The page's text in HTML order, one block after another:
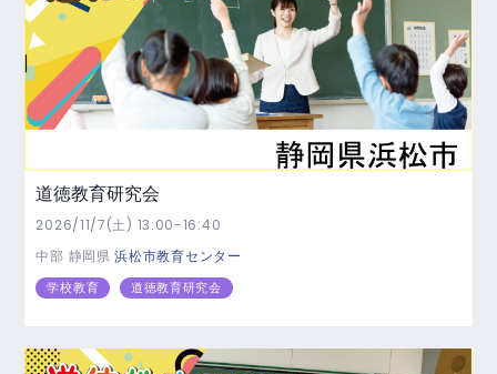
道徳教育研究会
2026/11/7(土) 13:00-16:40
中部 静岡県浜松市教育センター
学校教育 道徳教育研究会